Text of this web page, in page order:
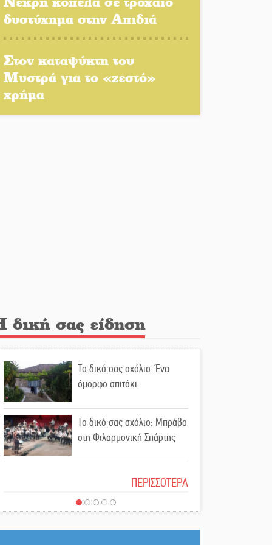
παγκόσμια Σπαρτιατόπουλα
Ζερβάκη
Εκδηλώσεις-δράσεις-
προθεσμίες στη Λακωνία
(ΣΥΝΕΧΗΣ ΑΝΑΝΕΩΣΗ)
Ποδοσφαιρικό αντάμωμα για
τους Κοκκινοραχίτες
Μάχης συνέχεια των 310 για
τη Λαϊκή Σπάρτης
Στον τελικό του
Πρωταθλήματος Ελλάδας
Beach Soccer ο Π.
Μαρτσούκος
δυστύχημα στην Απιδιά
Στον καταψύκτη του
Μυστρά για το «ζεστό»
χρήμα
δική σας είδηση
Το δικό σας σχόλιο: Ένα
όμορφο σπιτάκι
Το δικό σας σχόλιο: Μπράβο
στη Φιλαρμονική Σπάρτης
Το δικό σας σχόλιο: Σύντομη
απάντηση σε διθυράμβους
για το παλαιό Δικαστικό
ΠΕΡΙΣΣΟΤΕΡΑ